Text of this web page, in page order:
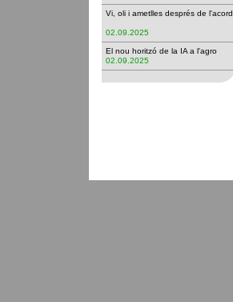
Vi, oli i ametlles després de l'acord
02.09.2025
El nou horitzó de la IA a l'agro
02.09.2025